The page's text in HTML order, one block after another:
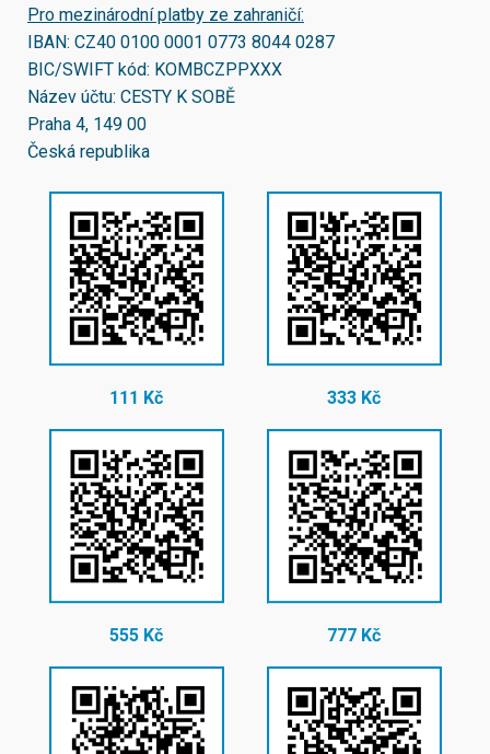
Pro mezinárodní platby ze zahraničí:
IBAN: CZ40 0100 0001 0773 8044 0287
BIC/SWIFT kód: KOMBCZPPXXX
Název účtu: CESTY K SOBĚ
Praha 4, 149 00
Česká republika
111 Kč 333 Kč
555 Kč 777 Kč